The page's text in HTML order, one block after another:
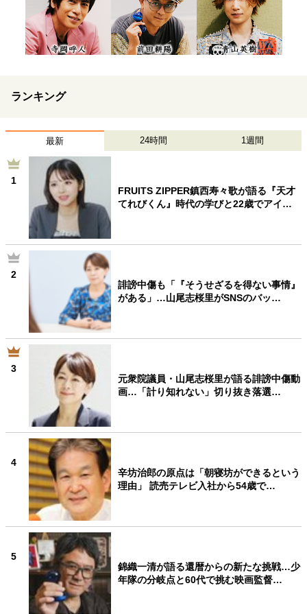
ランキング
最新 24時間 1週間
1
FRUITS ZIPPER鎮西寿々歌が語る『天才
てれびくん』時代の学びと22歳でアイ…
2
誹謗中傷も「『そうせざるを得ない事情』
がある」…山尾志桜里がSNSのバッ…
3
元衆院議員・山尾志桜里が語る誹謗中傷動
画…「計り知れない」切り抜き落選…
4
辛坊治郎の原点は「朝寝坊ができるという
理由」 読売テレビ入社から54歳で…
5
錦織一清が語る還暦からの新たな挑戦…少
年隊の分岐点と60代で挑む映画監督…